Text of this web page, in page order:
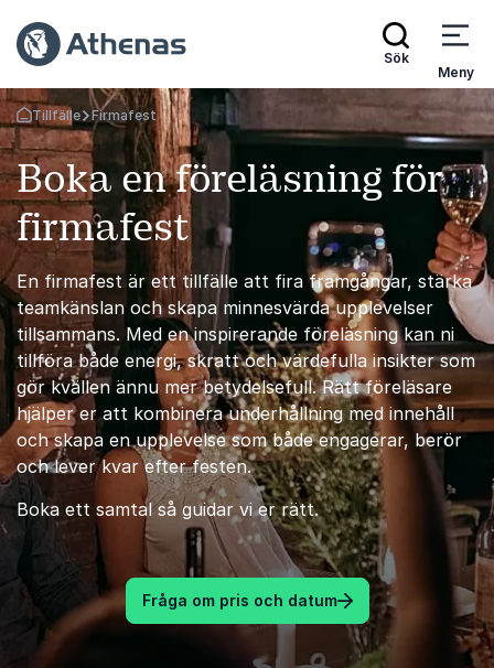
Sök
Meny
Gå tillbaka till startsidan
Tillfälle Firmafest
Boka en föreläsning för
firmafest
En firmafest är ett tillfälle att fira framgångar, stärka
teamkänslan och skapa minnesvärda upplevelser
tillsammans. Med en inspirerande föreläsning kan ni
tillföra både energi, skratt och värdefulla insikter som
gör kvällen ännu mer betydelsefull. Rätt föreläsare
hjälper er att kombinera underhållning med innehåll
och skapa en upplevelse som både engagerar, berör
och lever kvar efter festen.
Boka ett samtal så guidar vi er rätt.
Fråga om pris och datum